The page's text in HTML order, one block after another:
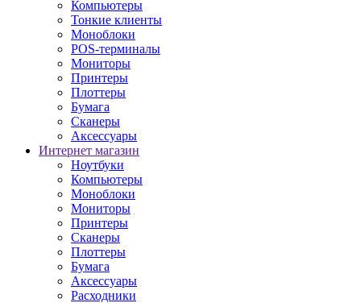
Компьютеры
Тонкие клиенты
Моноблоки
POS-терминалы
Мониторы
Принтеры
Плоттеры
Бумага
Сканеры
Аксессуары
Интернет магазин
Ноутбуки
Компьютеры
Моноблоки
Мониторы
Принтеры
Сканеры
Плоттеры
Бумага
Аксессуары
Расходники